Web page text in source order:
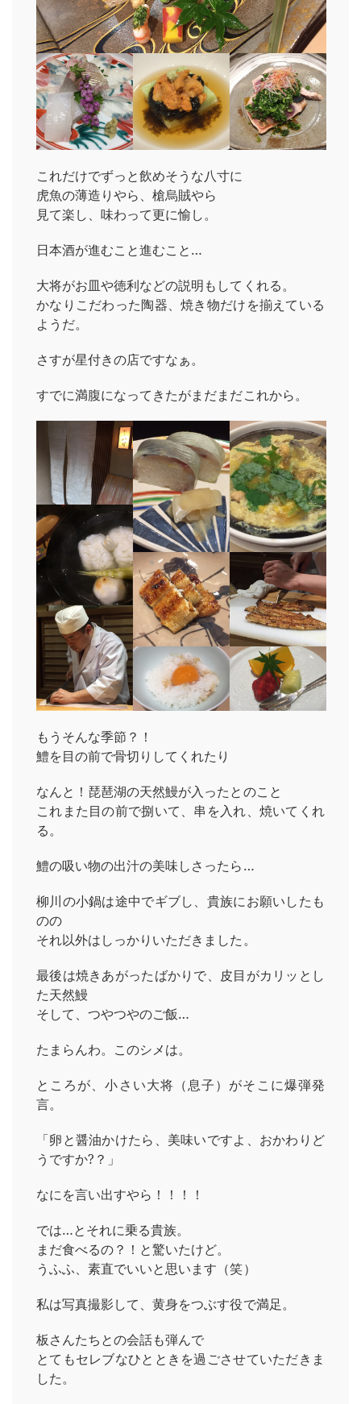
これだけでずっと飲めそうな八寸に
虎魚の薄造りやら、槍烏賊やら
見て楽し、味わって更に愉し。
日本酒が進むこと進むこと…
大将がお皿や徳利などの説明もしてくれる。
かなりこだわった陶器、焼き物だけを揃えている
ようだ。
さすが星付きの店ですなぁ。
すでに満腹になってきたがまだまだこれから。
もうそんな季節？！
鱧を目の前で骨切りしてくれたり
なんと！琵琶湖の天然鰻が入ったとのこと
これまた目の前で捌いて、串を入れ、焼いてくれ
る。
鱧の吸い物の出汁の美味しさったら…
柳川の小鍋は途中でギブし、貴族にお願いしたも
のの
それ以外はしっかりいただきました。
最後は焼きあがったばかりで、皮目がカリッとし
た天然鰻
そして、つやつやのご飯…
たまらんわ。このシメは。
ところが、小さい大将（息子）がそこに爆弾発
言。
「卵と醤油かけたら、美味いですよ、おかわりど
うですか?？」
なにを言い出すやら！！！！
では…とそれに乗る貴族。
まだ食べるの？！と驚いたけど。
うふふ、素直でいいと思います（笑）
私は写真撮影して、黄身をつぶす役で満足。
板さんたちとの会話も弾んで
とてもセレブなひとときを過ごさせていただきま
した。